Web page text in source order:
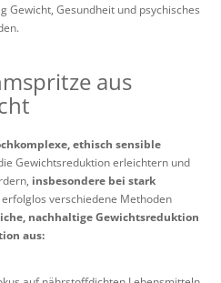
Gewicht, Gesundheit und psychisches
aus
ethisch sensible
Gewichtsreduktion erleichtern und
insbesondere bei stark
verschiedene Methoden
nachhaltige Gewichtsreduktion
aus: